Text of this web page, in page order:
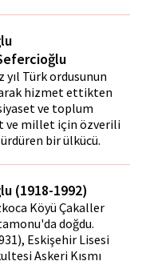
yıl Türk ordusunun
hizmet ettikten
ve toplum
ve millet için özverili
bir ülkücü.
(1918-1992)
Köyü Çakaller
doğdu.
Eskişehir Lisesi
Askeri Kısmı